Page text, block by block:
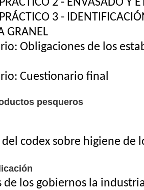
3 -
GRANEL
Obligaciones de los
Cuestionario final
pesqueros
codex sobre higiene de
de los gobiernos la